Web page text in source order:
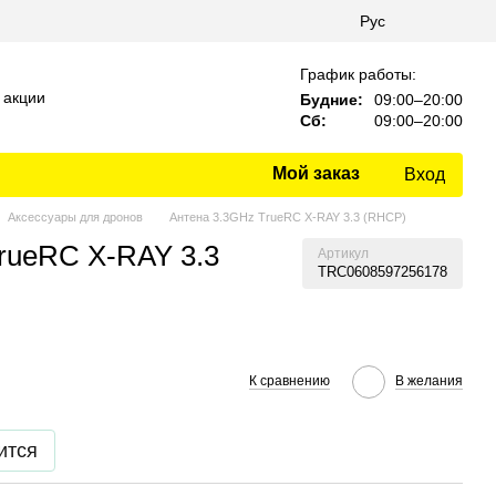
Рус
График работы:
Будние:
09:00–20:00
Сб:
09:00–20:00
Мой заказ Вход
Аксессуары для дронов Антена 3.3GHz TrueRC X-RAY 3.3 (RHCP)
X-RAY 3.3
Артикул
TRC0608597256178
К сравнению В желания